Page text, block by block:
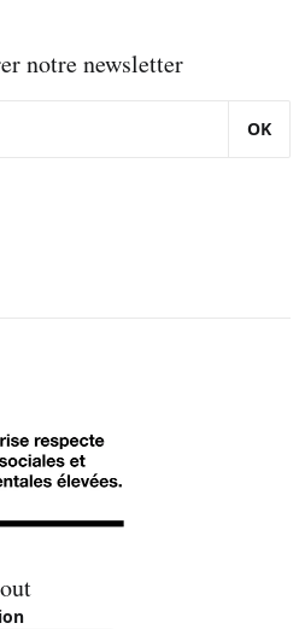
notre newsletter
OK